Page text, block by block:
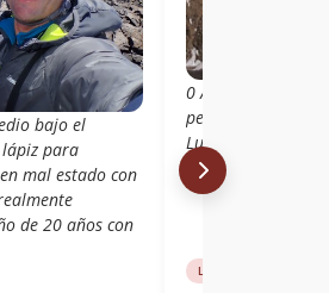
bajo el
lápiz para
mal estado con
de 20 años con
0 Al quinto
pegue, Ismael
Lucho. A Paulo la
así es que queda
Libro de cumbre